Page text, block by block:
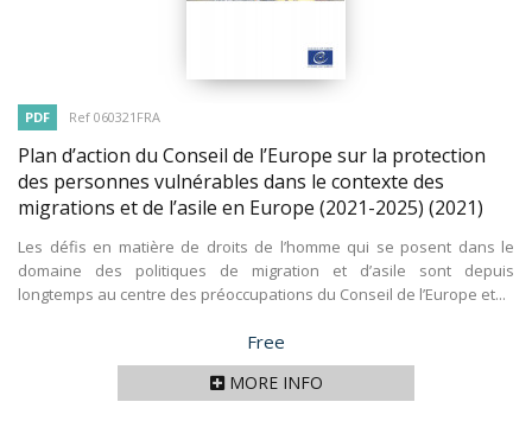
PDF Ref 060321FRA
Plan d’action du Conseil de l’Europe sur la protection
des personnes vulnérables dans le contexte des
migrations et de l’asile en Europe (2021-2025) (2021)
Les défis en matière de droits de l’homme qui se posent dans le
domaine des politiques de migration et d’asile sont depuis
longtemps au centre des préoccupations du Conseil de l’Europe et...
Price
Free
MORE INFO